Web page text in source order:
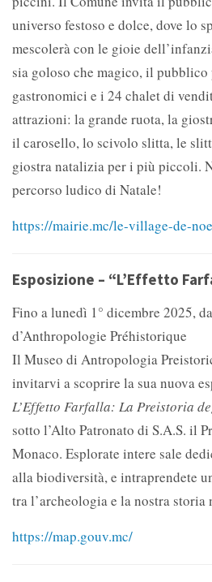
universo festoso e dolce, dove lo
mescolerà con le gioie
sia goloso che magico, il
gastronomici e i 24 chalet di
attrazioni: la grande ruota, la
il carosello, lo scivolo slitta, le
giostra natalizia per i più piccoli.
percorso ludico di Natale!
https://mairie.mc/le-village-de-
Esposizione – “L’Effetto
Fino a lunedì 1° dicembre 2025,
d’Anthropologie Préhistorique
Il Museo di Antropologia
invitarvi a scoprire la sua nuova
L’Effetto Farfalla: La Preistoria
sotto l’Alto Patronato di S.A.S. il
Monaco. Esplorate intere sale
alla biodiversità, e intraprendete
tra l’archeologia e la nostra storia
https://map.gouv.mc/